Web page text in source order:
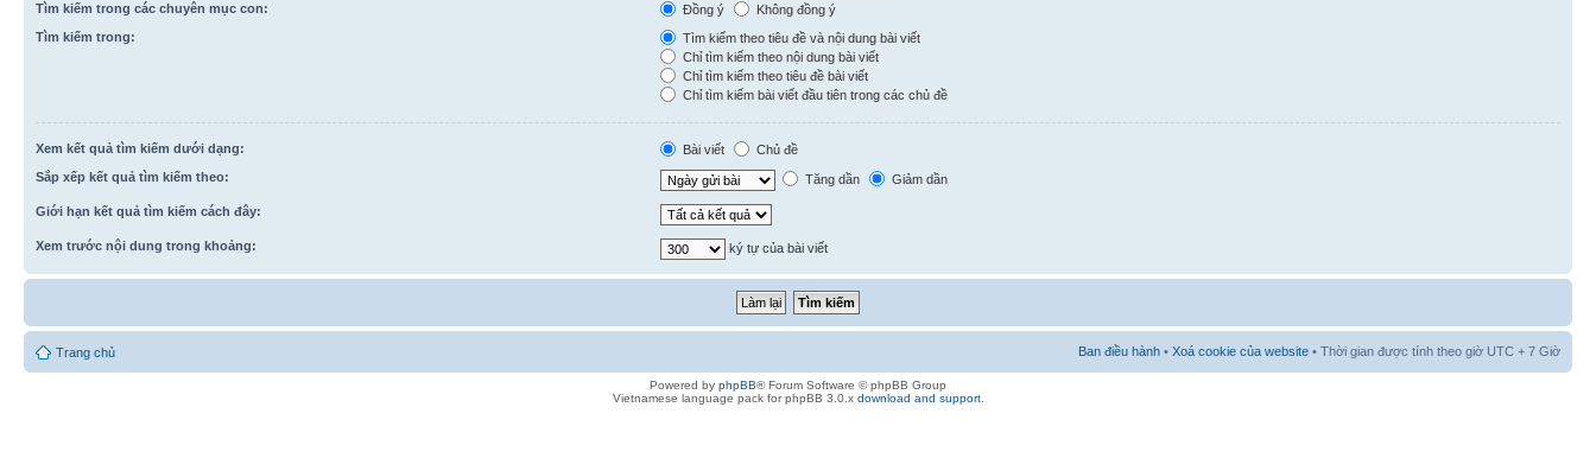
Tìm kiếm trong các chuyên mục con: Đồng ý
Không đồng ý
Tìm kiếm trong:
Tìm kiếm theo tiêu đề và nội dung bài viết
Chỉ tìm kiếm theo nội dung bài viết
Chỉ tìm kiếm theo tiêu đề bài viết
Chỉ tìm kiếm bài viết đầu tiên trong các chủ đề
Xem kết quả tìm kiếm dưới dạng: Bài viết
Chủ đề
Sắp xếp kết quả tìm kiếm theo:
Tăng dần Giảm dần
Giới hạn kết quả tìm kiếm cách đây:
Xem trước nội dung trong khoảng: ký tự của bài viết
Trang chủ Ban điều hành • Xoá cookie của website • Thời gian được tính theo giờ UTC + 7 Giờ
Powered by phpBB® Forum Software © phpBB Group
Vietnamese language pack for phpBB 3.0.x download and support.